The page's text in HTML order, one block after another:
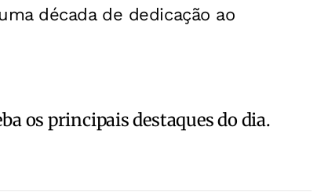
década de dedicação ao
os principais destaques do dia.